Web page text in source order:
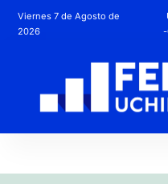
Viernes 7 de Agosto de
2026
-